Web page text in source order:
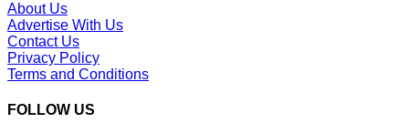
About Us
Advertise With Us
Contact Us
Privacy Policy
Terms and Conditions
FOLLOW US